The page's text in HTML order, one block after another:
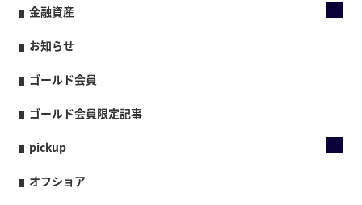
金融資産
お知らせ
ゴールド会員
ゴールド会員限定記事
pickup
オフショア